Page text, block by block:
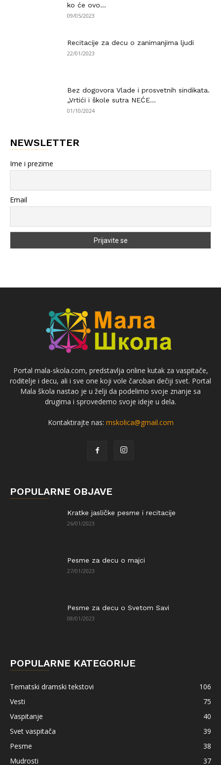
ko će ovo...
09/05/2023
Recitacije za decu o zanimanjima ljudi
22/01/2023
Bez dogovora Vlade i prosvetnih sindikata.
„Vrtići i škole sutra NEĆE...
01/10/2024
NEWSLETTER
Ime i prezime
Email
Portal mala-skola.com, predstavlja online kutak za vaspitače,
roditelje i decu, ali i sve one koji vole čaroban dečiji svet. Portal
Mala škola nastao je u želji da podelimo svoje znanje sa
drugima i sprovedemo svoje ideje u dela.
Kontaktirajte nas: mskolica@gmail.com
POPULARNE OBJAVE
Kratke jasličke pesme i recitacije
26/01/2023
Pesme za decu o majci
27/01/2023
Pesme za decu o Svetom Savi
08/01/2023
POPULARNE KATEGORIJE
Tematski dramski tekstovi
106
Vesti
75
Vaspitanje
40
Svet vaspitača
39
Pesme
38
Mudrosti
37